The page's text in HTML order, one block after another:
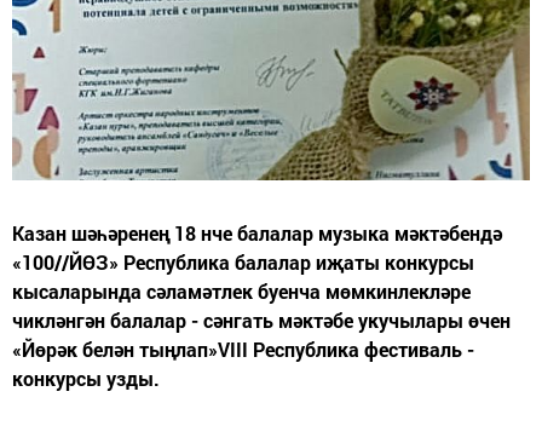
Казан шәһәренең 18 нче балалар музыка мәктәбендә
«100//ЙӨЗ» Республика балалар иҗаты конкурсы
кысаларында сәламәтлек буенча мөмкинлекләре
чикләнгән балалар - сәнгать мәктәбе укучылары өчен
«Йөрәк белән тыңлап»VIII Республика фестиваль -
конкурсы узды.